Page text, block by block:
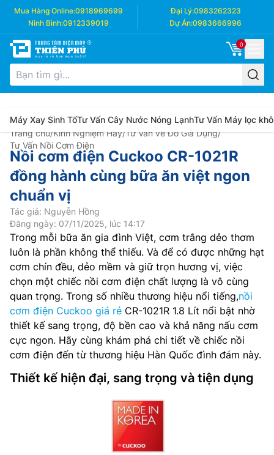
Mua Hàng Online:0918969699 Đại Lý:0983262323
Ninh Bình:0912339019 Dự Án:0983666996
0
Máy Xay Sinh TốTư Vấn Cây Nước Nóng LạnhTư Vấn Máy lọc
Trang chủ/Kinh Nghiệm Hay/Tư Vấn về Đồ Gia Dụng/
Tư Vấn Nồi Cơm Điện
Nồi cơm điện Cuckoo CR-1021R
đồng hành cùng bữa ăn việt ngon
chuẩn vị
Tác giả: Nguyễn Hồng
Đăng ngày: 07/11/2025, lúc 14:17
Trong mỗi bữa ăn gia đình Việt, cơm trắng dẻo thơm
luôn là phần không thể thiếu. Và để có được những hạt
cơm chín đều, dẻo mềm và giữ trọn hương vị, việc
chọn một chiếc nồi cơm điện chất lượng là vô cùng
quan trọng. Trong số nhiều thương hiệu nổi tiếng,nồi
cơm điện Cuckoo giá rẻ CR-1021R 1.8 Lít nổi bật nhờ
thiết kế sang trọng, độ bền cao và khả năng nấu cơm
cực ngon. Hãy cùng khám phá chi tiết về chiếc nồi
cơm điện đến từ thương hiệu Hàn Quốc đình đám này.
Thiết kế hiện đại, sang trọng và tiện dụng